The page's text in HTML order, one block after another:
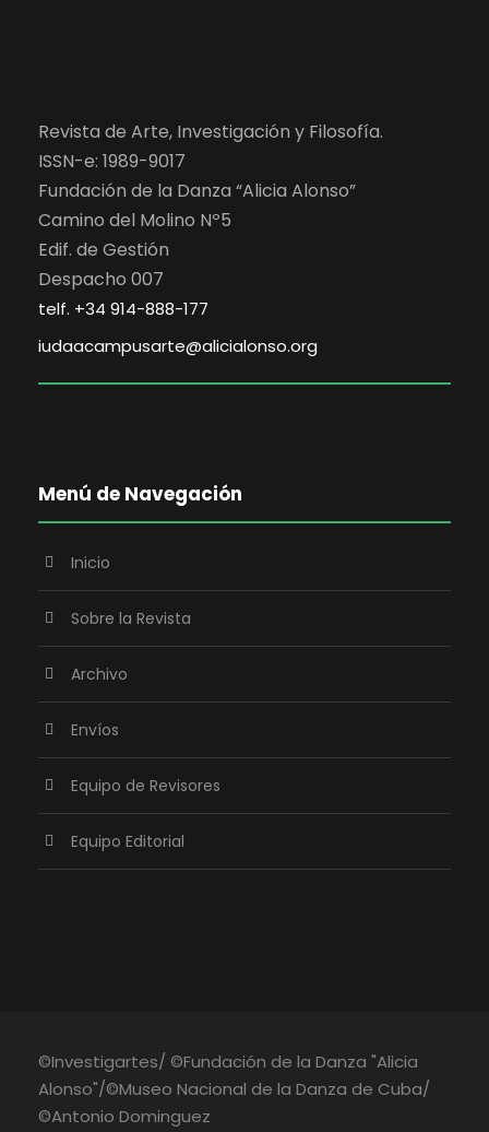
Revista de Arte, Investigación y Filosofía.
ISSN-e: 1989-9017
Fundación de la Danza “Alicia Alonso”
Camino del Molino Nº5
Edif. de Gestión
Despacho 007
telf. +34 914-888-177
iudaacampusarte@alicialonso.org
Menú de Navegación
Inicio
Sobre la Revista
Archivo
Envíos
Equipo de Revisores
Equipo Editorial
©Investigartes/ ©Fundación de la Danza "Alicia
Alonso"/©Museo Nacional de la Danza de Cuba/
©Antonio Dominguez